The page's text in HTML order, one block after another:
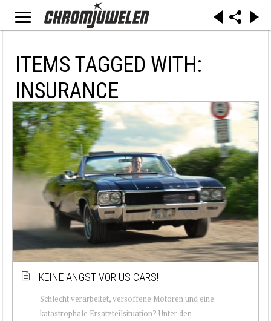
ITEMS TAGGED WITH:
INSURANCE
KEINE ANGST VOR US CARS!
Schlecht verarbeitet, versoffene Motoren und eine
katastrophale Ersatzteilsituation? Unter den